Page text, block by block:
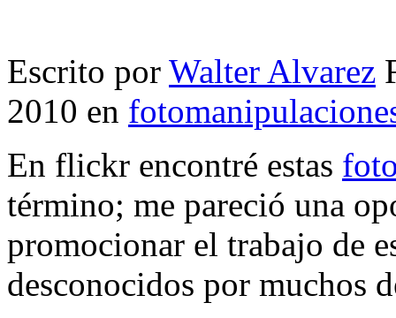
Escrito por Walter Alvarez
2010 en
En flickr encontré estas
término; me pareció una
promocionar el trabajo de
desconocidos por muchos